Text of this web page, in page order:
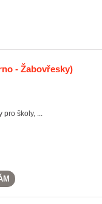
- Žabovřesky)
pro školy, ...